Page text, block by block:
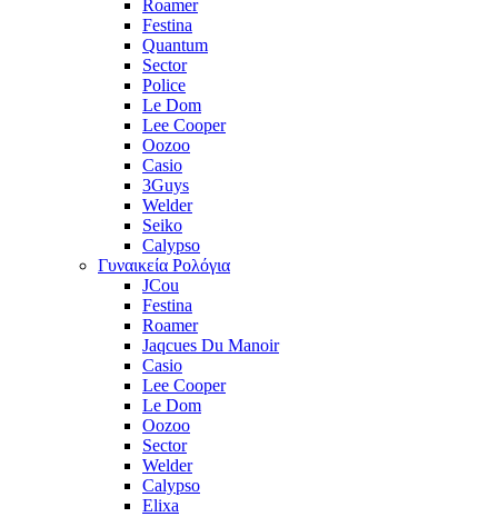
Roamer
Festina
Quantum
Sector
Police
Le Dom
Lee Cooper
Oozoo
Casio
3Guys
Welder
Seiko
Calypso
Γυναικεία Ρολόγια
JCou
Festina
Roamer
Jaqcues Du Manoir
Casio
Lee Cooper
Le Dom
Oozoo
Sector
Welder
Calypso
Elixa